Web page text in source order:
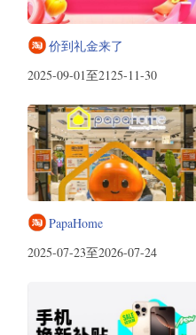
价到礼金来了
2025-09-01至2125-11-30
PapaHome
2025-07-23至2026-07-24